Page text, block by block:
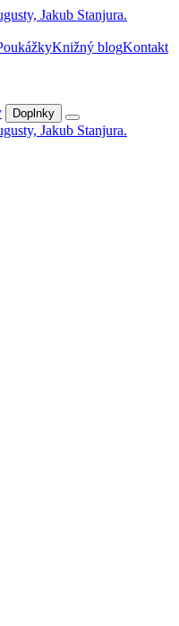
Knižný blogKontakt
Doplnky